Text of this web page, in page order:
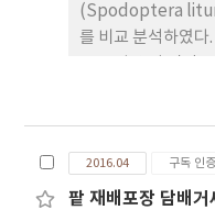
number of
negative
density (p=0.02,
during larva
(Spodoptera
를 비교 분석하였다
간격으로 마우스
가 끝나면 비섭식기
식을 다시 시작하였
2016.04 구독 인
팥 재배포장 담배